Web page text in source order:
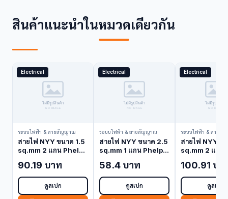
สินค้าแนะนำในหมวดเดียวกัน
Electrical
ระบบไฟฟ้า & สายสัญญาณ
สายไฟ NYY ขนาด 1.5
sq.mm 2 แกน Phelps
(NYY Cable)
90.19 บาท
ดูสเปก
Electrical
ระบบไฟฟ้า & สายสัญญาณ
สายไฟ NYY ขนาด 2.5
sq.mm 1 แกน Phelps
(NYY Cable)
58.4 บาท
ดูสเปก
Electrical
ระบบไฟฟ้า & สายสั
สายไฟ NYY ข
sq.mm 2 แกน
(NYY Cable)
100.91 บา
ดูสเปก